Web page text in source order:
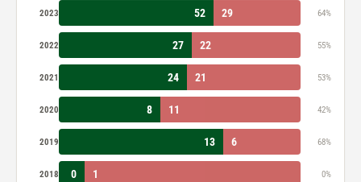
2023 52 29 64%
2022 27 22 55%
2021 24 21 53%
2020 8 11 42%
2019 13 6 68%
2018 0 1 0%